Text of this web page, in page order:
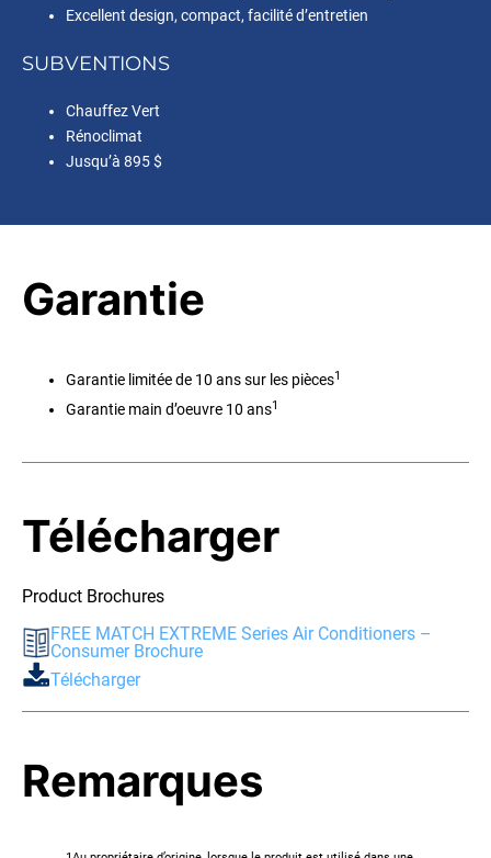
Excellent design, compact, facilité d’entretien
SUBVENTIONS
Chauffez Vert
Rénoclimat
Jusqu’à 895 $
Garantie
Garantie limitée de 10 ans sur les pièces1
Garantie main d’oeuvre 10 ans1
Télécharger
Product Brochures
FREE MATCH EXTREME Series Air Conditioners –
Consumer Brochure
Télécharger
Remarques